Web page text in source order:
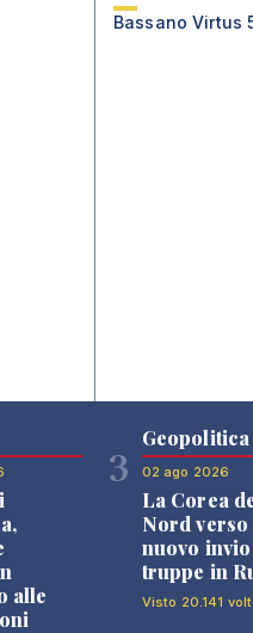
Bassano Virtus
alle
3
Geopolitica
02 ago 2026
La Corea
Nord verso
nuovo
truppe in
Visto 20.141